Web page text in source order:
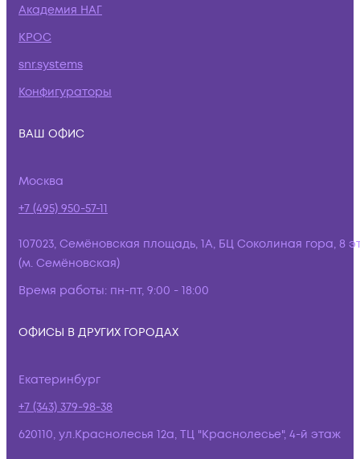
Академия НАГ
КРОС
snr.systems
Конфигураторы
ВАШ ОФИС
Москва
+7 (495) 950-57-11
107023, Семёновская площадь, 1А, БЦ Соколиная гора, 8
(м. Семёновская)
Время работы: пн-пт, 9:00 - 18:00
ОФИСЫ В ДРУГИХ ГОРОДАХ
Екатеринбург
+7 (343) 379-98-38
620110, ул.Краснолесья 12а, ТЦ "Краснолесье", 4-й этаж